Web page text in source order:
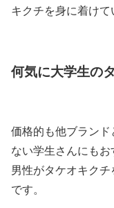
キクチを身に着けて
何気に大学生の
価格的も他ブラン
ない学生さんにも
男性がタケオキク
です。